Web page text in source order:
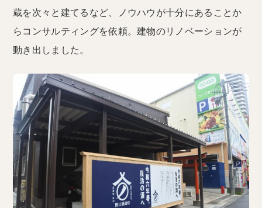
蔵を次々と建てるなど、ノウハウが十分にあることか
らコンサルティングを依頼。建物のリノベーションが
動き出しました。